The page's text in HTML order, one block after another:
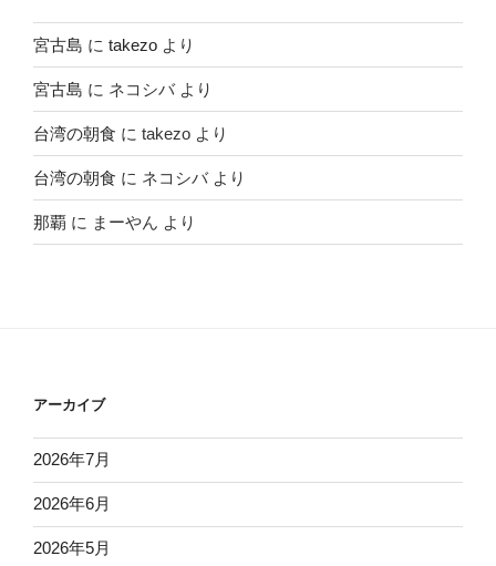
宮古島 に takezo より
宮古島 に ネコシバより
台湾の朝食 に takezo より
台湾の朝食 に ネコシバより
那覇 に まーやん より
アーカイブ
2026年7月
2026年6月
2026年5月